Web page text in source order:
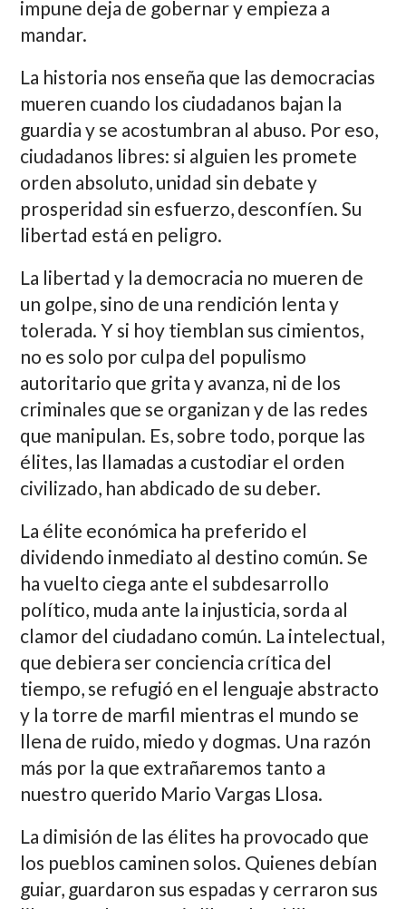
impune deja de gobernar y empieza a
mandar.
La historia nos enseña que las democracias
mueren cuando los ciudadanos bajan la
guardia y se acostumbran al abuso. Por eso,
ciudadanos libres: si alguien les promete
orden absoluto, unidad sin debate y
prosperidad sin esfuerzo, desconfíen. Su
libertad está en peligro.
La libertad y la democracia no mueren de
un golpe, sino de una rendición lenta y
tolerada. Y si hoy tiemblan sus cimientos,
no es solo por culpa del populismo
autoritario que grita y avanza, ni de los
criminales que se organizan y de las redes
que manipulan. Es, sobre todo, porque las
élites, las llamadas a custodiar el orden
civilizado, han abdicado de su deber.
La élite económica ha preferido el
dividendo inmediato al destino común. Se
ha vuelto ciega ante el subdesarrollo
político, muda ante la injusticia, sorda al
clamor del ciudadano común. La intelectual,
que debiera ser conciencia crítica del
tiempo, se refugió en el lenguaje abstracto
y la torre de marfil mientras el mundo se
llena de ruido, miedo y dogmas. Una razón
más por la que extrañaremos tanto a
nuestro querido Mario Vargas Llosa.
La dimisión de las élites ha provocado que
los pueblos caminen solos. Quienes debían
guiar, guardaron sus espadas y cerraron sus